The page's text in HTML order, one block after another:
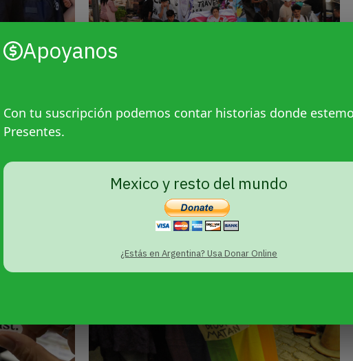
Apoyanos
Con tu suscripción podemos contar historias donde
Presentes.
Mexico y resto del mundo
¿Estás en Argentina? Usa Donar Online
de
plurinacional y
31 de Retiro